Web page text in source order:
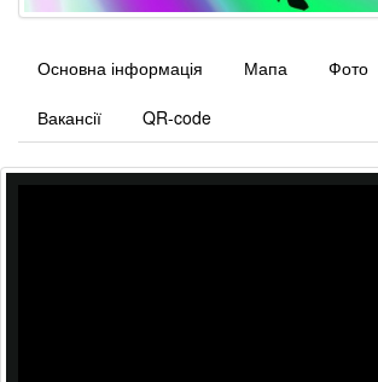
Основна інформація Мапа Фото
Вакансії QR-code